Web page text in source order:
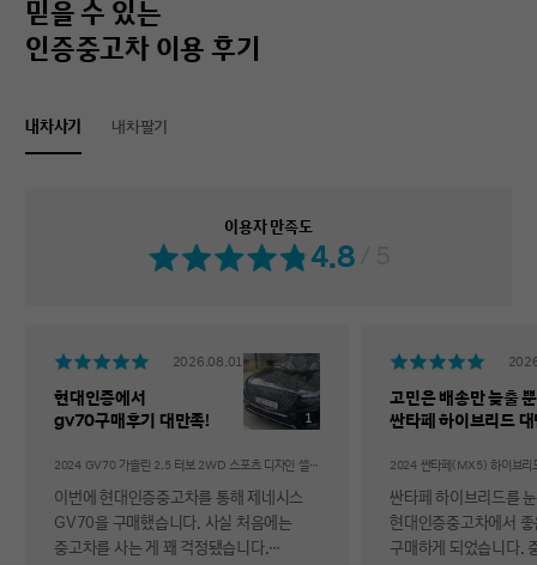
믿을 수 있는
인증중고차 이용 후기
내차사기 내차팔기
이용자 만족도
4.8
2026.08.01
현대인증에서
gv70구매후기 대만족!
1
2024 GV70 가솔린 2.5 터보 2WD 스포츠 디자인 셀렉션Ⅱ
이번에 현대인증중고차를 통해 제네시스
GV70을 구매했습니다. 사실 처음에는
중고차를 사는 게 꽤 걱정됐습니다.
고민은 배송만 늦출
싼타페 하이브리드
싼타페 하이브리드를
현대인증중고차에서
구매하게 되었습니다.